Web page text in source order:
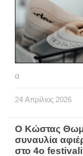
α
24 Απρίλιος 2026
Ο Κώστας
συναυλία
στο 4ο